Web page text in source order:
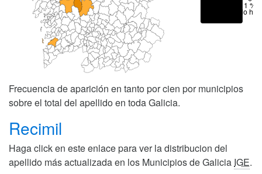
< 1 %
No hay
Frecuencia de aparición en tanto por cien por municipios
sobre el total del apellido en toda Galicia.
Recimil
Haga click en este enlace para ver la distribucion del
apellido más actualizada en los Municipios de Galicia IGE.